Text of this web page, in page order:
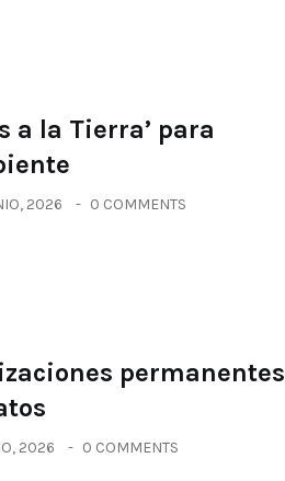
a la Tierra’ para
2026 0 COMMENTS
permanentes
2026 0 COMMENTS